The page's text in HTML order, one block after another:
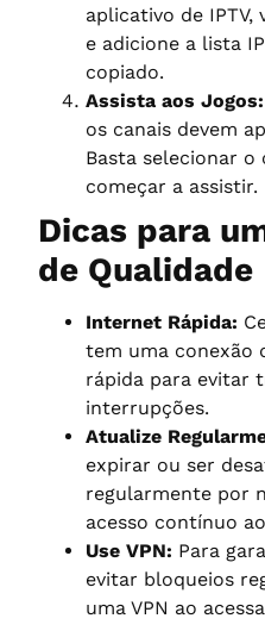
aplicativo de IPTV,
e adicione a lista
copiado.
Assista aos Jogos:
os canais devem
Basta selecionar o
começar a assistir.
Dicas para
de Qualidade
Internet Rápida:
tem uma conexão
rápida para evitar
interrupções.
Atualize
expirar ou ser
regularmente por
acesso contínuo
Use VPN: Para
evitar bloqueios
uma VPN ao